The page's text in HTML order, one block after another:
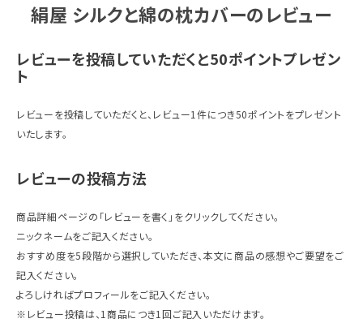
ログイン お気に入り
新着＆再入荷商品
ブランドから探す
特集
絹屋 シルクと綿の枕カバーのレビュー
レビューを投稿していただくと50ポイントプレゼン
ト
レビューを投稿していただくと、レビュー1件につき50ポイントをプレゼント
いたします。
レビューの投稿方法
商品詳細ページの「レビューを書く」をクリックしてください。
ニックネームをご記入ください。
おすすめ度を5段階から選択していただき、本文に商品の感想やご要望をご
記入ください。
よろしければプロフィールをご記入ください。
※レビュー投稿は、1商品につき1回ご記入いただけます。